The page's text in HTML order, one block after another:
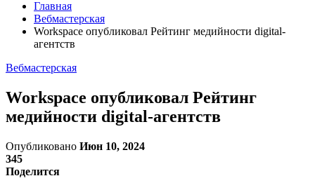
Главная
Вебмастерская
Workspace опубликовал Рейтинг медийности digital-
агентств
Вебмастерская
Workspace опубликовал Рейтинг
медийности digital-агентств
Опубликовано Июн 10, 2024
345
Поделится